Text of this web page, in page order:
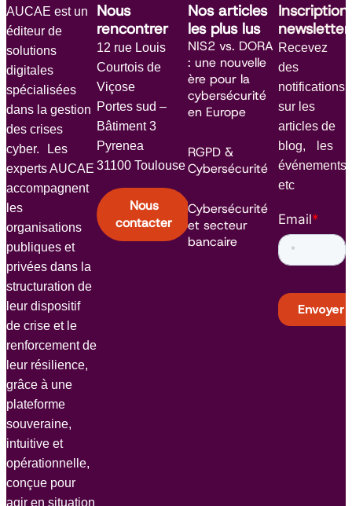
AUCAE est un
éditeur de
solutions
digitales
spécialisées
dans la gestion
des crises
cyber. Les
experts AUCAE
accompagnent
les
organisations
publiques et
privées dans la
structuration de
leur dispositif
de crise et le
renforcement de
leur résilience,
grâce à une
plateforme
souveraine,
intuitive et
opérationnelle,
conçue pour
agir en situation
Nous
rencontrer
12 rue Louis
Courtois de
Viçose
Portes sud –
Bâtiment 3
Pyrenea
31100 Toulouse
Nous
contacter
Nos articles
les plus lus
NIS2 vs. DORA
: une nouvelle
ère pour la
cybersécurité
en Europe
RGPD &
Cybersécurité
Cybersécurité
et secteur
bancaire
Inscription
newsletter
Recevez
des
notifications
sur les
articles de
blog, les
événements
etc
Email*